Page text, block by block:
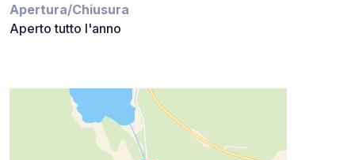
Apertura/Chiusura
Aperto tutto l'anno